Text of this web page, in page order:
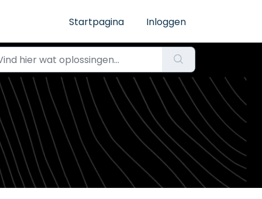
Startpagina Inloggen